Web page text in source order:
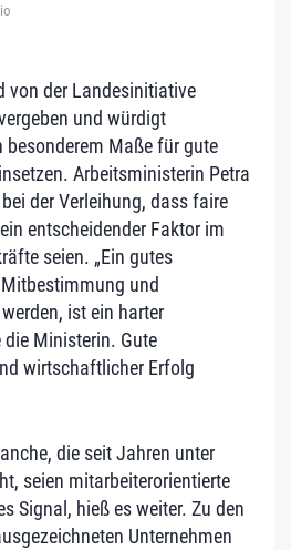
von der Landesinitiative
und würdigt
besonderem Maße für gute
Arbeitsministerin Petra
der Verleihung, dass faire
entscheidender Faktor im
seien. „Ein gutes
und
ist ein harter
die Ministerin. Gute
wirtschaftlicher Erfolg
die seit Jahren unter
seien mitarbeiterorientierte
Signal, hieß es weiter. Zu den
Unternehmen